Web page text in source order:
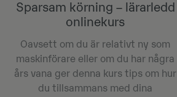
Sparsam körning – lärarledd
onlinekurs
Oavsett om du är relativt ny som
maskinförare eller om du har några
års vana ger denna kurs tips om hur
du tillsammans med dina